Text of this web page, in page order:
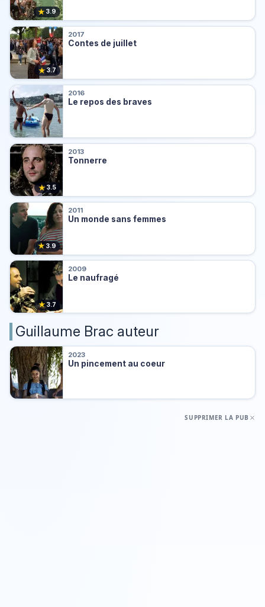
★3.9
★3.7
2017
Contes de juillet
2016
Le repos des braves
★3.5
2013
Tonnerre
★3.9
2011
Un monde sans femmes
★3.7
2009
Le naufragé
Guillaume Brac auteur
2023
Un pincement au coeur
SUPPRIMER LA PUB